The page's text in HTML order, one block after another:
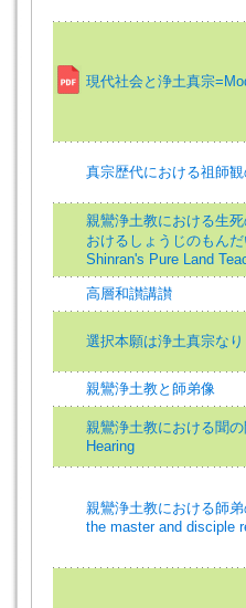
現代社会と浄土真宗
真宗歴代における祖師
親鸞浄土教における生
おけるしょうじのもん
Shinran's Pure Land
高層和讃講讃
選択本願は浄土真宗な
親鸞浄土教と師弟像
親鸞浄土教における聞
Hearing
親鸞浄土教における師
the master and disciple